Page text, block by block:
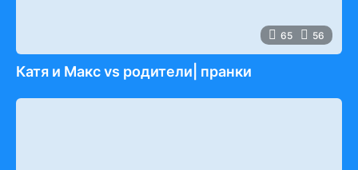
65 56
Катя и Макс vs родители| пранки